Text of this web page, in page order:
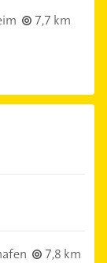
7,7 km
7,8 km